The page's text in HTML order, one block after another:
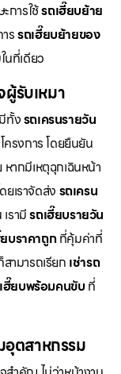
การใช้รถเฮี๊ยบย้าย
รรถเฮี๊ยบย้ายของ
นที่เดียว
รับเหมา
ทั้งรถเครนรายวัน
ครงการ โดยยืนยัน
ากมีเหตุฉุกเฉินหน้า
ยเราจัดส่งรถเครน
รามีรถเฮี๊ยบรายวัน
บราคาถูกที่คุ้มค่าที่
ามารถเรียก เช่ารถ
ฮี๊ยบพร้อมคนขับ ที่
ตสาหกรรม